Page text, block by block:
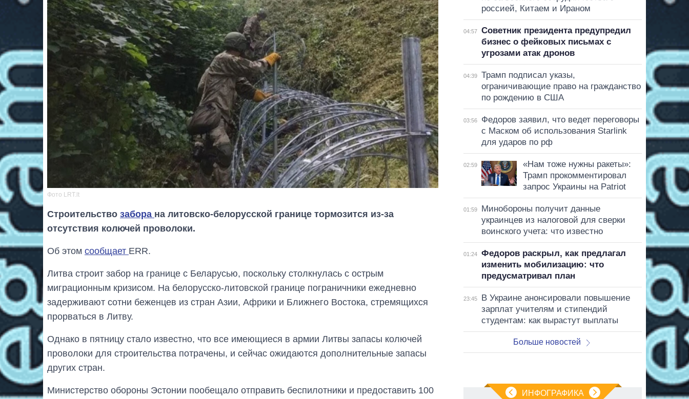
Фото LRT.lt
Строительство забора на литовско-белорусской границе тормозится из-за
отсутствия колючей проволоки.
Об этом сообщает ERR.
Литва строит забор на границе с Беларусью, поскольку столкнулась с острым
миграционным кризисом. На белорусско-литовской границе пограничники ежедневно
задерживают сотни беженцев из стран Азии, Африки и Ближнего Востока, стремящихся
прорваться в Литву.
Однако в пятницу стало известно, что все имеющиеся в армии Литвы запасы колючей
проволоки для строительства потрачены, и сейчас ожидаются дополнительные запасы
других стран.
Министерство обороны Эстонии пообещало отправить беспилотники и предоставить 100
россией, Китаем и Ираном
04:57
Советник президента предупредил
бизнес о фейковых письмах с
угрозами атак дронов
04:39
Трамп подписал указы,
ограничивающие право на гражданство
по рождению в США
03:56
Федоров заявил, что ведет переговоры
с Маском об использования Starlink
для ударов по рф
02:59
«Нам тоже нужны ракеты»:
Трамп прокомментировал
запрос Украины на Patriot
01:59
Минобороны получит данные
украинцев из налоговой для сверки
воинского учета: что известно
01:24
Федоров раскрыл, как предлагал
изменить мобилизацию: что
предусматривал план
23:45
В Украине анонсировали повышение
зарплат учителям и стипендий
студентам: как вырастут выплаты
Больше новостей
ИНФОГРАФИКА